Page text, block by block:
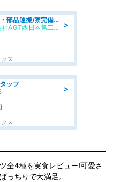
＞
自動車製品の機械加工・部品運搬/寮完備/日払い/工場・製造
UTエージェント株式会社AGT西日本第二CU
ス
＞
ッフ
ス
全4種を実食レビュー!可愛さ
っちりで大満足。